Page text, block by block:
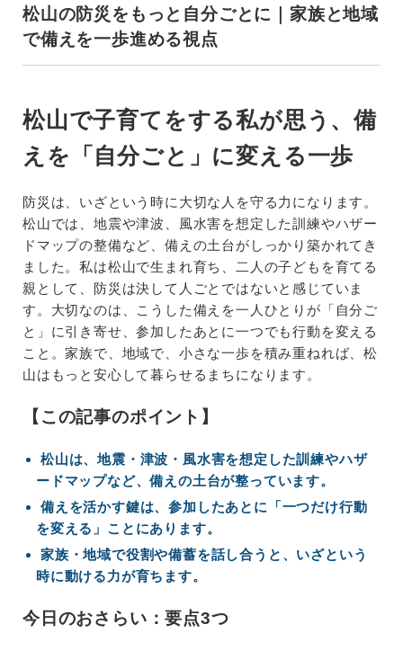
松山の防災をもっと自分ごとに｜家族と地域
で備えを一歩進める視点
松山で子育てをする私が思う、備
えを「自分ごと」に変える一歩
防災は、いざという時に大切な人を守る力になります。
松山では、地震や津波、風水害を想定した訓練やハザー
ドマップの整備など、備えの土台がしっかり築かれてき
ました。私は松山で生まれ育ち、二人の子どもを育てる
親として、防災は決して人ごとではないと感じていま
す。大切なのは、こうした備えを一人ひとりが「自分ご
と」に引き寄せ、参加したあとに一つでも行動を変える
こと。家族で、地域で、小さな一歩を積み重ねれば、松
山はもっと安心して暮らせるまちになります。
【この記事のポイント】
松山は、地震・津波・風水害を想定した訓練やハザ
ードマップなど、備えの土台が整っています。
備えを活かす鍵は、参加したあとに「一つだけ行動
を変える」ことにあります。
家族・地域で役割や備蓄を話し合うと、いざという
時に動ける力が育ちます。
今日のおさらい：要点3つ